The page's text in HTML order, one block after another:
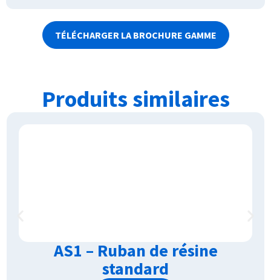
TÉLÉCHARGER LA BROCHURE GAMME
Produits similaires
AS1 – Ruban de résine
standard